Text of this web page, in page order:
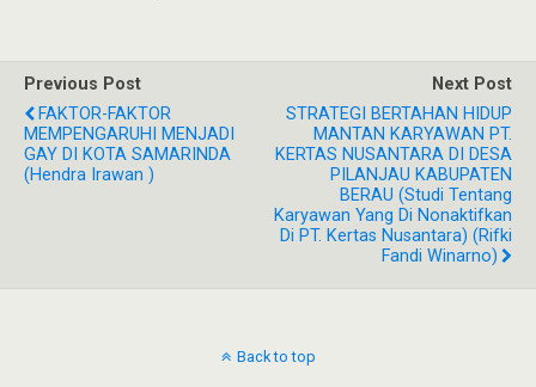
Previous Post
FAKTOR-FAKTOR
MEMPENGARUHI MENJADI
GAY DI KOTA SAMARINDA
(Hendra Irawan )
Next Post
STRATEGI BERTAHAN HIDUP
MANTAN KARYAWAN PT.
KERTAS NUSANTARA DI DESA
PILANJAU KABUPATEN
BERAU (Studi Tentang
Karyawan Yang Di Nonaktifkan
Di PT. Kertas Nusantara) (Rifki
Fandi Winarno)
Back to top